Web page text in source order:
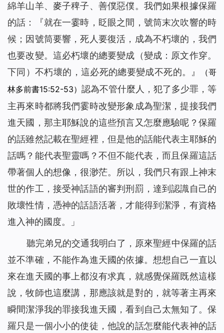
綿羊山羊、麥子稗子、善僕惡僕。我們如果根據保羅
的話：『就在一霎時，眨眼之間，號筒末次吹響的時
候；因號筒要響，死人要復活，成為不朽壞的，我們
也要改變。這必朽壞的總要變成（變成：原文作穿。
下同）不朽壞的，這必死的總要變成不死的。』
（哥
林多前書15:52-53） 認為不管什麼人，犯了多少罪，等
主再來時都將我們霎時改變形象成為聖潔，提接我們
進天國，那主耶穌說的這些預言又怎麼應驗呢？保羅
的話雖然記載在聖經裡，但是他的話能代表主耶穌的
話嗎？能代表聖靈嗎？不但不能代表，而且保羅這話
帶著個人的想像，很渺茫。所以，我們只有跟上神末
世的作工，接受神話語的審判刑罰，達到認識自己的
敗壞性情，憑神的話語活著，才能得到潔淨，有資格
進入神的國度。」
聽完弟兄的交通我明白了，原來聖經中保羅的話
並不準確，不能作為進天國的依據。想想自己一直以
來在進天國的事上都沒有求真，就感覺保羅既然這樣
說，牧師也這麼講，那應該就是對的，就等著主再來
瞬間潔淨我的罪接我進天國，看到自己太無知了。保
羅只是一個小小的使徒，他說的話怎麼能代表神的話